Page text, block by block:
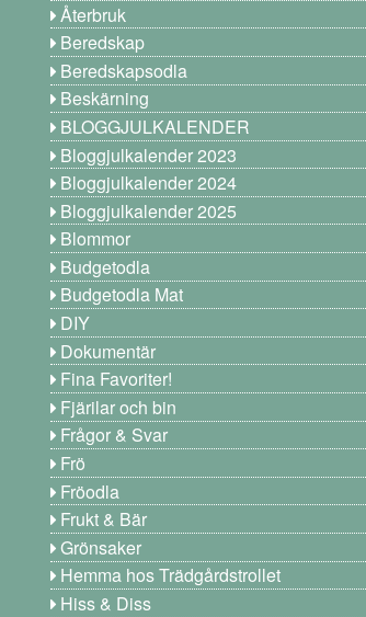
Återbruk
Beredskap
Beredskapsodla
Beskärning
BLOGGJULKALENDER
Bloggjulkalender 2023
Bloggjulkalender 2024
Bloggjulkalender 2025
Blommor
Budgetodla
Budgetodla Mat
DIY
Dokumentär
Fina Favoriter!
Fjärilar och bin
Frågor & Svar
Frö
Fröodla
Frukt & Bär
Grönsaker
Hemma hos Trädgårdstrollet
Hiss & Diss